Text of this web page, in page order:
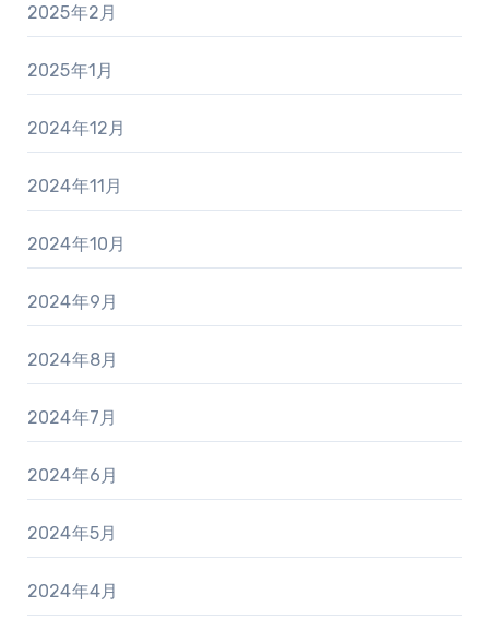
2025年2月
2025年1月
2024年12月
2024年11月
2024年10月
2024年9月
2024年8月
2024年7月
2024年6月
2024年5月
2024年4月